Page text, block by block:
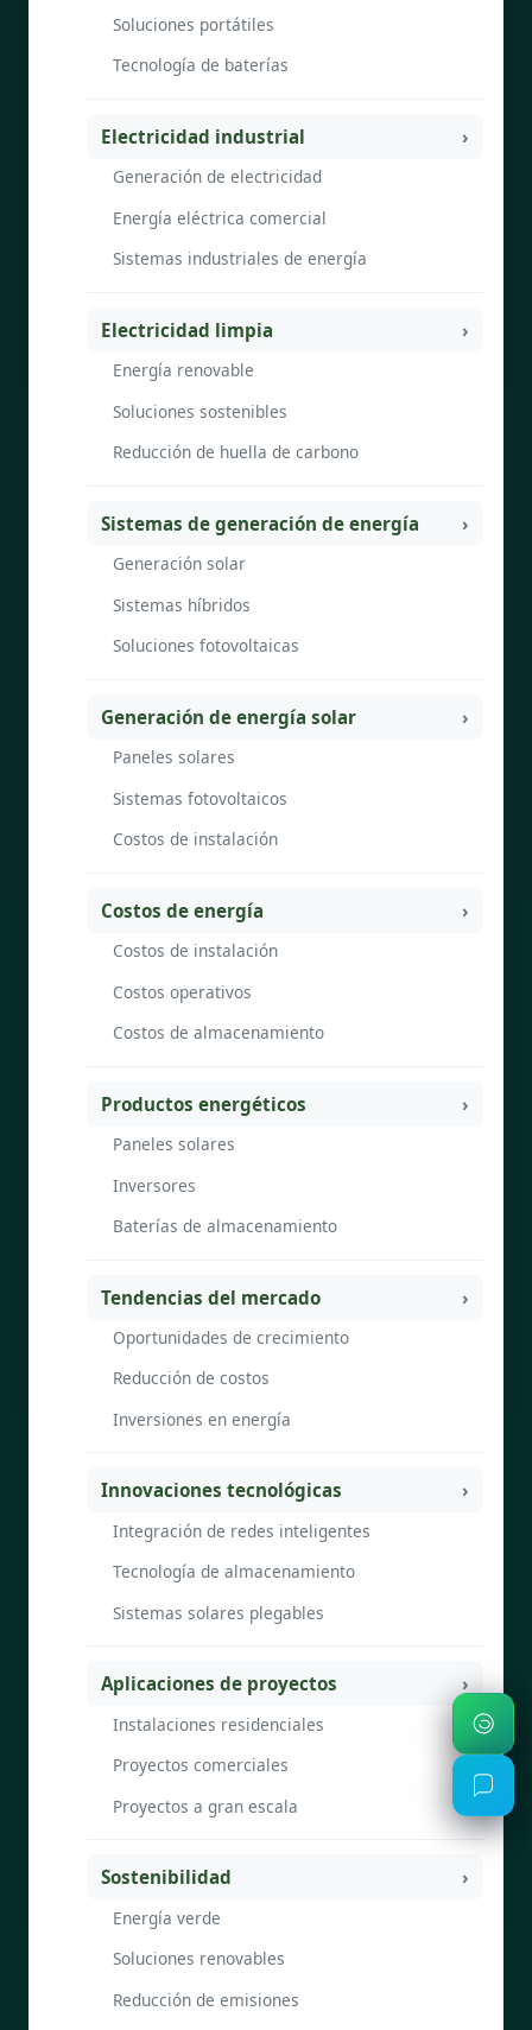
Soluciones portátiles
Tecnología de baterías
Electricidad industrial
Generación de electricidad
Energía eléctrica comercial
Sistemas industriales de energía
Electricidad limpia
Energía renovable
Soluciones sostenibles
Reducción de huella de carbono
Sistemas de generación de energía
Generación solar
Sistemas híbridos
Soluciones fotovoltaicas
Generación de energía solar
Paneles solares
Sistemas fotovoltaicos
Costos de instalación
Costos de energía
Costos de instalación
Costos operativos
Costos de almacenamiento
Productos energéticos
Paneles solares
Inversores
Baterías de almacenamiento
Tendencias del mercado
Oportunidades de crecimiento
Reducción de costos
Inversiones en energía
Innovaciones tecnológicas
Integración de redes inteligentes
Tecnología de almacenamiento
Sistemas solares plegables
Aplicaciones de proyectos
Instalaciones residenciales
Proyectos comerciales
Proyectos a gran escala
Sostenibilidad
Energía verde
Soluciones renovables
Reducción de emisiones